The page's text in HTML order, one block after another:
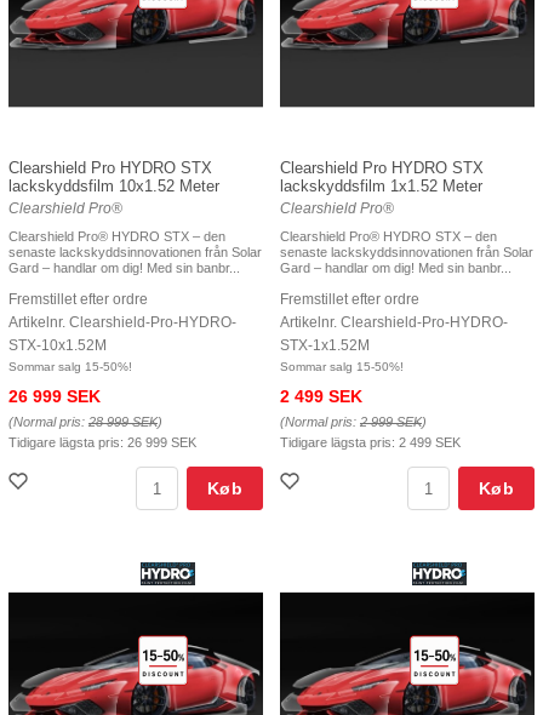
Clearshield Pro HYDRO STX
lackskyddsfilm 10x1.52 Meter
Clearshield Pro®
Clearshield Pro® HYDRO STX – den
senaste lackskyddsinnovationen från Solar
Gard – handlar om dig! Med sin banbr...
Fremstillet efter ordre
Artikelnr. Clearshield-Pro-HYDRO-
STX-10x1.52M
Sommar salg 15-50%!
26 999 SEK
(Normal pris: 28 999 SEK)
Tidigare lägsta pris: 26 999 SEK
Køb
Clearshield Pro HYDRO STX
lackskyddsfilm 1x1.52 Meter
Clearshield Pro®
Clearshield Pro® HYDRO STX – den
senaste lackskyddsinnovationen från Solar
Gard – handlar om dig! Med sin banbr...
Fremstillet efter ordre
Artikelnr. Clearshield-Pro-HYDRO-
STX-1x1.52M
Sommar salg 15-50%!
2 499 SEK
(Normal pris: 2 999 SEK)
Tidigare lägsta pris: 2 499 SEK
Køb